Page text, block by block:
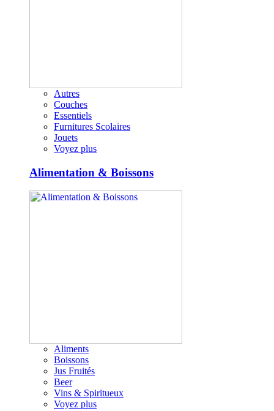
Autres
Couches
Essentiels
Furnitures Scolaires
Jouets
Voyez plus
Alimentation & Boissons
Aliments
Boissons
Jus Fruités
Beer
Vins & Spiritueux
Voyez plus